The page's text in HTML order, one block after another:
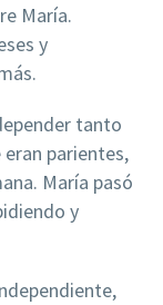
María.
y
tanto
parientes,
María pasó
y